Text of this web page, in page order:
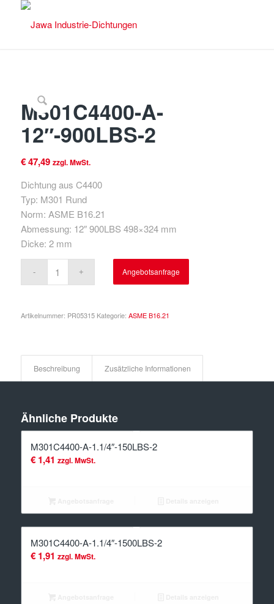
M301C4400-A-
12″-900LBS-2
€47,49 zzgl. MwSt.
Dichtung aus C4400
Typ: M301 Rund
Norm: ASME B16.21
Abmessung: 12″ 900LBS 498×324 mm
Dicke: 2 mm
Angebotsanfrage
Artikelnummer: PR05315 Kategorie: ASME B16.21
Beschreibung Zusätzliche Informationen
Ähnliche Produkte
M301C4400-A-1.1/4″-150LBS-2
€1,41 zzgl. MwSt.
M301C4400-A-1.1/4″-1500LBS-2
€1,91 zzgl. MwSt.